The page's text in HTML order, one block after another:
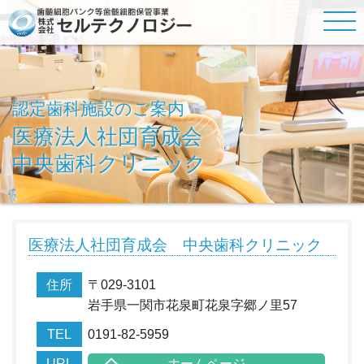
認定歯科施設のご案内
医療法人社団育成会
中央歯科クリニック
医療法人社団育成会 中央歯科クリニック
住所
〒029-3101
岩手県一関市花泉町花泉字郷ノ里57
TEL 0191-82-5959